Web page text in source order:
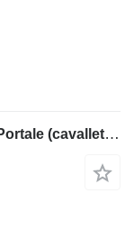
Cimolai TECNOLOGY RGC027 Gru a Portale (cavalletto) - 340 T